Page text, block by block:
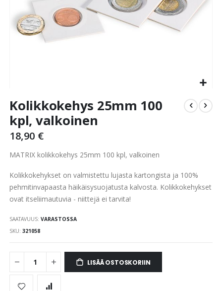
to
the
beginning
of
images
Kolikkokehys 25mm 100
kpl, valkoinen
18,90 €
MATRIX kolikkokehys 25mm 100 kpl, valkoinen
Kolikkokehykset on valmistettu lujasta kartongista ja 100%
pehmitinvapaasta häikäisysuojatusta kalvosta. Kolikkokehykset
ovat itseliimautuvia - niittejä ei tarvita!
SAATAVUUS: VARASTOSSA
SKU 321058
LISÄÄ OSTOSKORIIN